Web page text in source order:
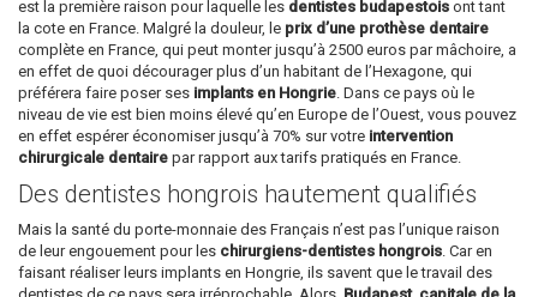
est la première raison pour laquelle les dentistes budapestois ont tant
la cote en France. Malgré la douleur, le prix d’une prothèse dentaire
complète en France, qui peut monter jusqu’à 2500 euros par mâchoire, a
en effet de quoi décourager plus d’un habitant de l’Hexagone, qui
préférera faire poser ses implants en Hongrie. Dans ce pays où le
niveau de vie est bien moins élevé qu’en Europe de l’Ouest, vous pouvez
en effet espérer économiser jusqu’à 70% sur votre intervention
chirurgicale dentaire par rapport aux tarifs pratiqués en France.
Des dentistes hongrois hautement qualifiés
Mais la santé du porte-monnaie des Français n’est pas l’unique raison
de leur engouement pour les chirurgiens-dentistes hongrois. Car en
faisant réaliser leurs implants en Hongrie, ils savent que le travail des